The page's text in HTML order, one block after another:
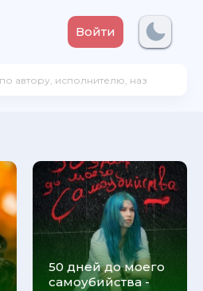
Войти
50 дней до моего
самоубийства -